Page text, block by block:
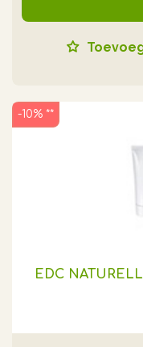
EDC
-10% **